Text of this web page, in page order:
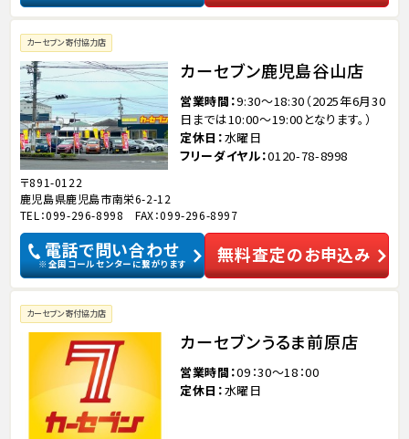
カーセブン寄付協力店
カーセブン鹿児島谷山店
営業時間 9:30～18:30（2025年6月30
日までは10:00～19:00となります。）
定休日 水曜日
フリーダイヤル 0120-78-8998
〒891-0122
鹿児島県鹿児島市南栄6-2-12
TEL：099-296-8998 FAX：099-296-8997
電話で問い合わせ
※全国コールセンターに繋がります 無料査定のお申込み
カーセブン寄付協力店
カーセブンうるま前原店
営業時間 09：30～18：00
定休日 水曜日